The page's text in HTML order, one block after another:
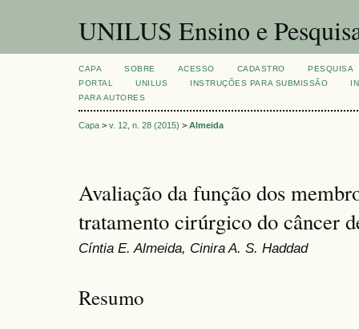
UNILUS Ensino e
CAPA SOBRE ACESSO CADASTRO
PESQUISA
PORTAL
UNILUS INSTRUÇÕES PARA SUBMISSÃO
PARA AUTORES
Capa > v. 12, n. 28 (2015) > Almeida
Avaliação da função dos
tratamento cirúrgico do câncer
Cíntia E. Almeida, Cinira A. S. Haddad
Resumo